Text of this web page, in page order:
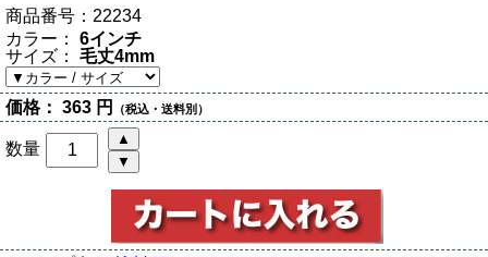
商品番号： 22234
カラー：
6インチ
サイズ：
毛丈4mm
価格： 363 円 （税込・送料別）
数量